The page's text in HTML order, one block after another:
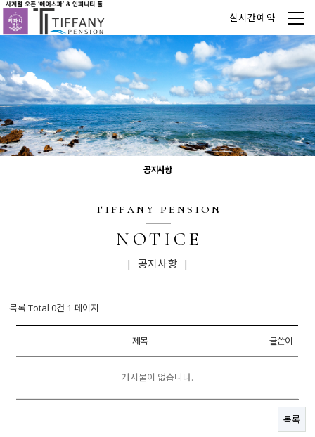
실시간예약
공지사항
tiffany pension
NOTICE
| 공지사항 |
목록 Total 0건 1 페이지
제목 글쓴이
게시물이 없습니다.
목록